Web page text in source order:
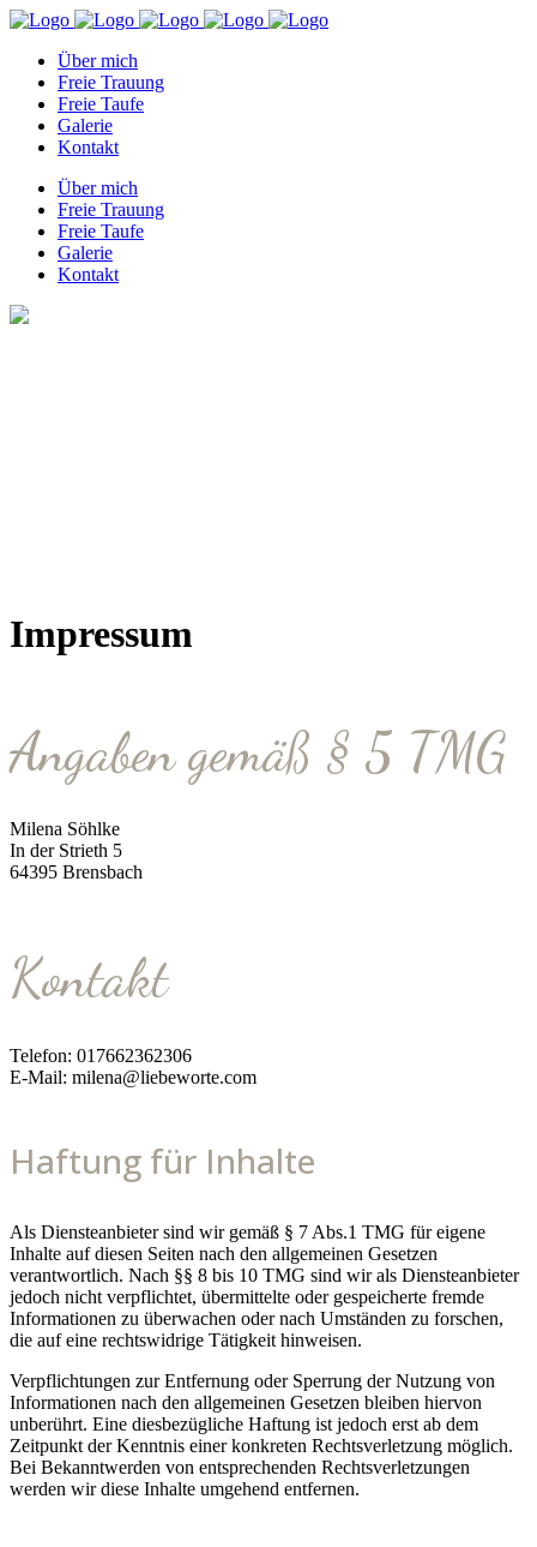
Über mich
Freie Trauung
Freie Taufe
Galerie
Kontakt
Über mich
Freie Trauung
Freie Taufe
Galerie
Kontakt
Impressum
Angaben gemäß § 5 TMG
Milena Söhlke
In der Strieth 5
64395 Brensbach
Kontakt
Telefon: 017662362306
E-Mail: milena@liebeworte.com
Haftung für Inhalte
Als Diensteanbieter sind wir gemäß § 7 Abs.1 TMG für eigene
Inhalte auf diesen Seiten nach den allgemeinen Gesetzen
verantwortlich. Nach §§ 8 bis 10 TMG sind wir als Diensteanbieter
jedoch nicht verpflichtet, übermittelte oder gespeicherte fremde
Informationen zu überwachen oder nach Umständen zu forschen,
die auf eine rechtswidrige Tätigkeit hinweisen.
Verpflichtungen zur Entfernung oder Sperrung der Nutzung von
Informationen nach den allgemeinen Gesetzen bleiben hiervon
unberührt. Eine diesbezügliche Haftung ist jedoch erst ab dem
Zeitpunkt der Kenntnis einer konkreten Rechtsverletzung möglich.
Bei Bekanntwerden von entsprechenden Rechtsverletzungen
werden wir diese Inhalte umgehend entfernen.